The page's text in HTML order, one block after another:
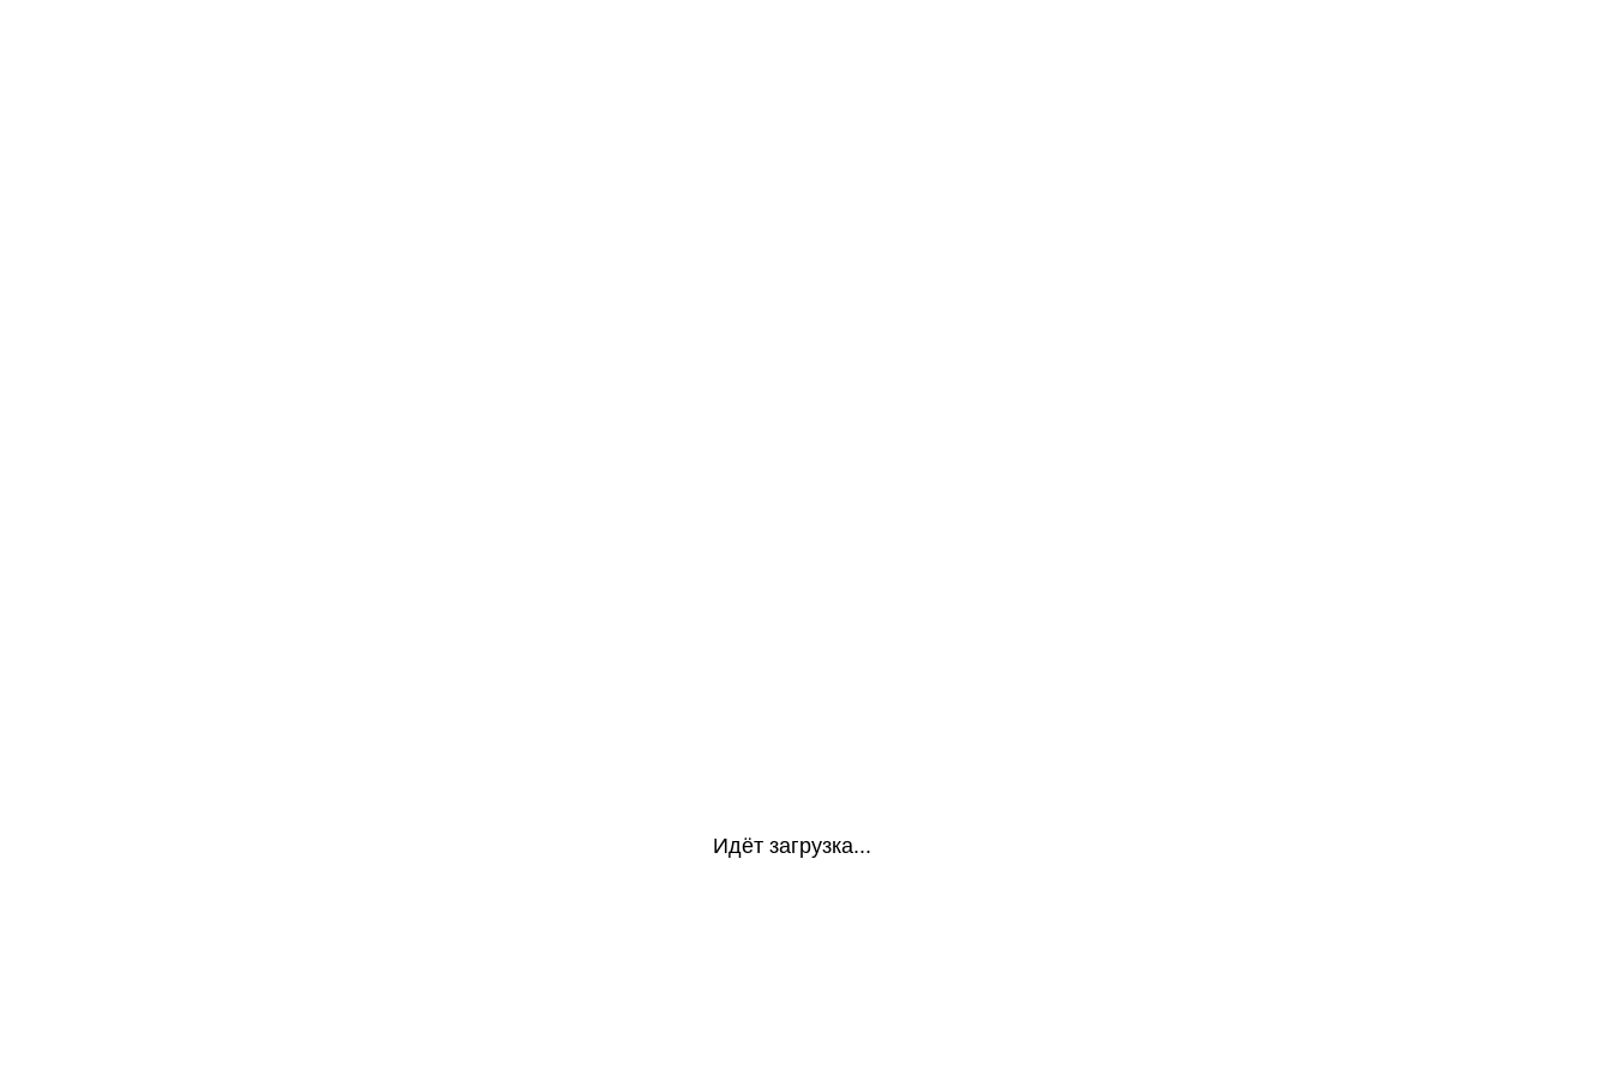
Идёт загрузка...